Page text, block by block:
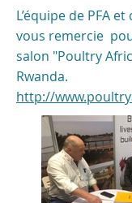
L’équipe de PFA
vous remercie
salon "Poultry
Rwanda.
http://